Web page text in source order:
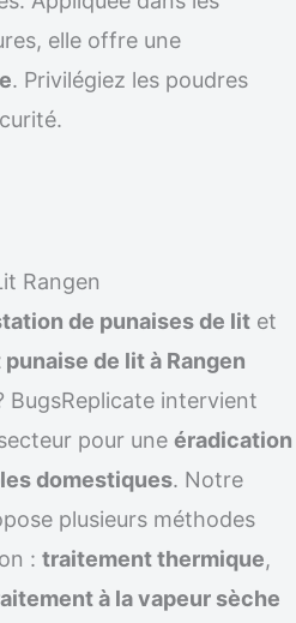
elle offre une
. Privilégiez les poudres
Rangen
de punaises de lit et
de lit à Rangen
BugsReplicate intervient
pour une éradication
domestiques. Notre
plusieurs méthodes
: traitement thermique,
à la vapeur sèche